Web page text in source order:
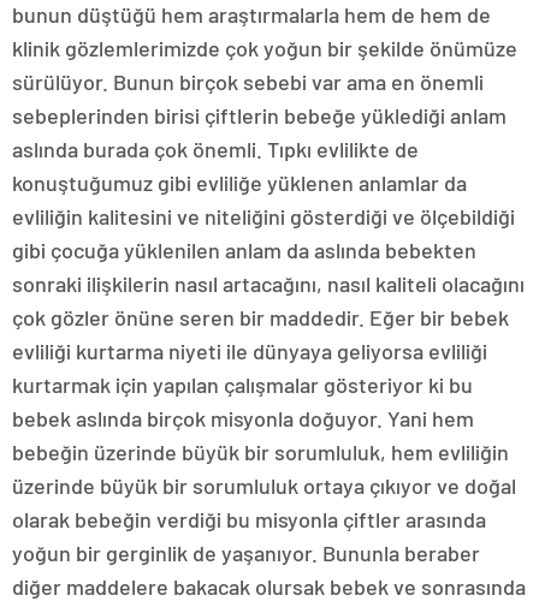
bunun düştüğü hem araştırmalarla hem de hem de
klinik gözlemlerimizde çok yoğun bir şekilde önümüze
sürülüyor. Bunun birçok sebebi var ama en önemli
sebeplerinden birisi çiftlerin bebeğe yüklediği anlam
aslında burada çok önemli. Tıpkı evlilikte de
konuştuğumuz gibi evliliğe yüklenen anlamlar da
evliliğin kalitesini ve niteliğini gösterdiği ve ölçebildiği
gibi çocuğa yüklenilen anlam da aslında bebekten
sonraki ilişkilerin nasıl artacağını, nasıl kaliteli olacağını
çok gözler önüne seren bir maddedir. Eğer bir bebek
evliliği kurtarma niyeti ile dünyaya geliyorsa evliliği
kurtarmak için yapılan çalışmalar gösteriyor ki bu
bebek aslında birçok misyonla doğuyor. Yani hem
bebeğin üzerinde büyük bir sorumluluk, hem evliliğin
üzerinde büyük bir sorumluluk ortaya çıkıyor ve doğal
olarak bebeğin verdiği bu misyonla çiftler arasında
yoğun bir gerginlik de yaşanıyor. Bununla beraber
diğer maddelere bakacak olursak bebek ve sonrasında